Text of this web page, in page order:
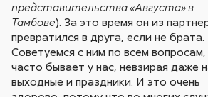
представительства «Августа» в
Тамбове). За это время он из
превратился в друга, если не брата.
Советуемся с ним по всем вопросам,
часто бывает у нас, невзирая даже
выходные и праздники. И это очень